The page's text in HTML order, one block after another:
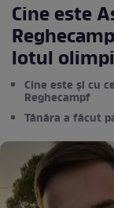
Cine este
lotul
Cine este și cu
Reghecampf
Tânăra a făcut